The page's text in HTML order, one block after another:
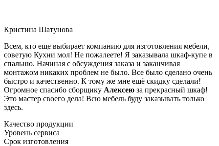
Кристина Шатунова
Всем, кто еще выбирает компанию для изготовления мебели,
советую Кухни мол! Не пожалеете! Я заказывала шкаф-купе в
спальню. Начиная с обсуждения заказа и заканчивая
монтажом никаких проблем не было. Все было сделано очень
быстро и качественно. К тому же мне ещё скидку сделали!
Огромное спасибо сборщику Алексею за прекрасный шкаф!
Это мастер своего дела! Всю мебель буду заказывать только
здесь.
Качество продукции
Уровень сервиса
Срок изготовления